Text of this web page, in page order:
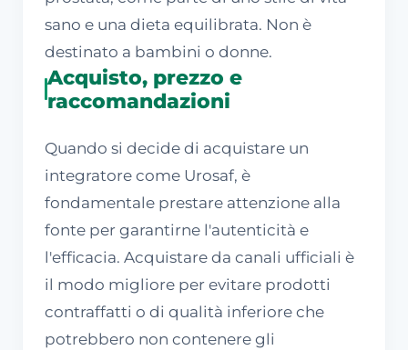
sano e una dieta equilibrata. Non è
destinato a bambini o donne.
Acquisto, prezzo e
raccomandazioni
Quando si decide di acquistare un
integratore come Urosaf, è
fondamentale prestare attenzione alla
fonte per garantirne l'autenticità e
l'efficacia. Acquistare da canali ufficiali è
il modo migliore per evitare prodotti
contraffatti o di qualità inferiore che
potrebbero non contenere gli